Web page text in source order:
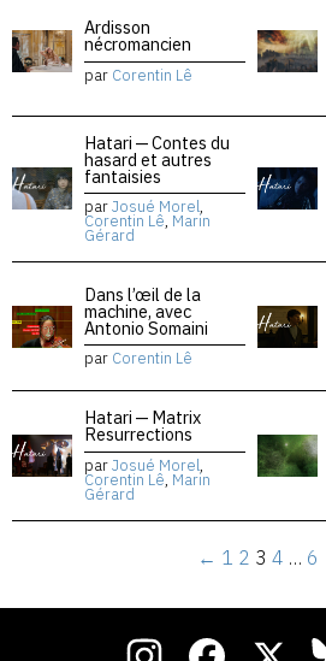
Ardisson
nécromancien
par Corentin Lê
Hatari — Contes du
hasard et autres
fantaisies
parJosué Morel,
Corentin Lê, Marin
Gérard
Dans l’œil de la
machine, avec
Antonio Somaini
par Corentin Lê
Hatari — Matrix
Resurrections
parJosué Morel,
Corentin Lê, Marin
Gérard
← 1 2 3 4 … 6